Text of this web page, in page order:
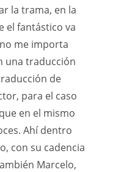
la trama, en la
el fantástico va
me importa
una traducción
de
para el caso
en el mismo
Ahí dentro
con su cadencia
Marcelo,